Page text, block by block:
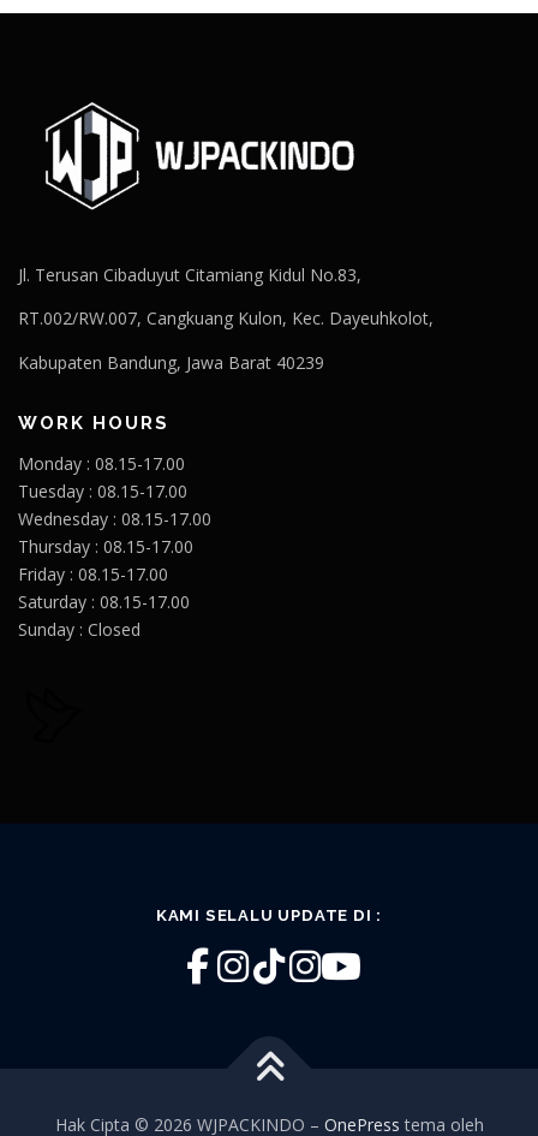
Jl. Terusan Cibaduyut Citamiang Kidul No.83,
RT.002/RW.007, Cangkuang Kulon, Kec. Dayeuhkolot,
Kabupaten Bandung, Jawa Barat 40239
WORK HOURS
Monday : 08.15-17.00
Tuesday : 08.15-17.00
Wednesday : 08.15-17.00
Thursday : 08.15-17.00
Friday : 08.15-17.00
Saturday : 08.15-17.00
Sunday : Closed
KAMI SELALU UPDATE DI :
Hak Cipta © 2026 WJPACKINDO – OnePress tema oleh